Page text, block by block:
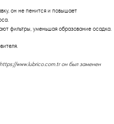
он не пенится и повышает
фильтры, уменьшая образование осадка.
www.lubrico.com.tr он был заменен